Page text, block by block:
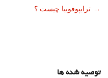
ناوبری
ترایپوفوبیا چیست ؟ →
توصیه شده ها